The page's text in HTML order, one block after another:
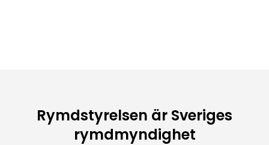
Rymdstyrelsen är Sveriges
rymdmyndighet